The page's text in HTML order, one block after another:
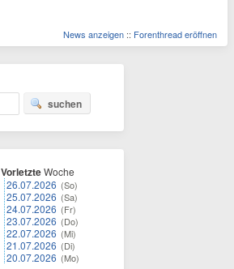
News anzeigen :: Forenthread eröffnen
suchen
VorletzteWoche
26.07.2026 (So)
25.07.2026 (Sa)
24.07.2026 (Fr)
23.07.2026 (Do)
22.07.2026 (Mi)
21.07.2026 (Di)
20.07.2026 (Mo)